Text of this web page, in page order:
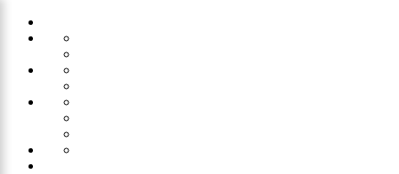
Saltar
Administración
Capacitación
Desarrollo
Gestión